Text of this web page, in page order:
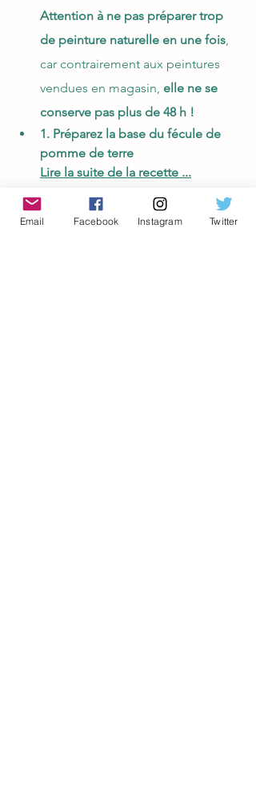
Attention à ne pas préparer trop
de peinture naturelle en une fois,
car contrairement aux peintures
vendues en magasin, elle ne se
conserve pas plus de 48 h !
1. Préparez la base du fécule de
pomme de terre
Lire la suite de la recette ...
Mots-clés :
Fabriquer sa peinture
Email Facebook Instagram Twitter